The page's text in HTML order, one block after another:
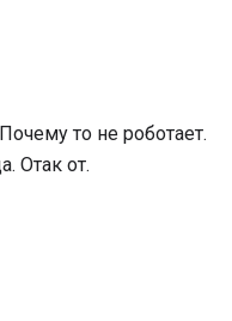
то не роботает.
Отак от.